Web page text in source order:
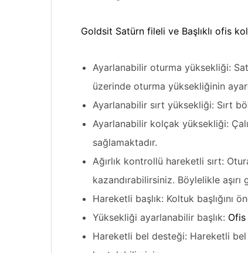
Goldsit Satürn fileli ve Başlıklı ofis
Ayarlanabilir oturma yüksekliği:
üzerinde oturma yüksekliğinin
Ayarlanabilir sırt yüksekliği: Sırt
Ayarlanabilir kolçak yüksekliği:
sağlamaktadır.
Ağırlık kontrollü hareketli sırt:
kazandırabilirsiniz. Böylelikle
Hareketli başlık: Koltuk başlığını
Yüksekliği ayarlanabilir başlık:
Hareketli bel desteği: Hareketli